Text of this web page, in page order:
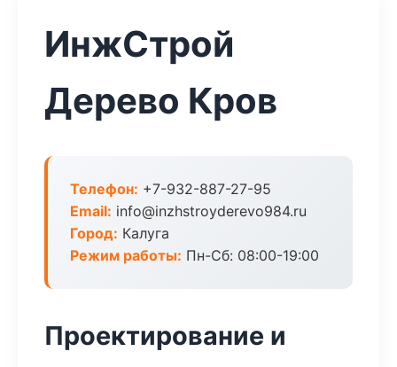
ИнжСтрой
Дерево Кров
Телефон: +7-932-887-27-95
Email: info@inzhstroyderevo984.ru
Город: Калуга
Режим работы: Пн-Сб: 08:00-19:00
Проектирование и